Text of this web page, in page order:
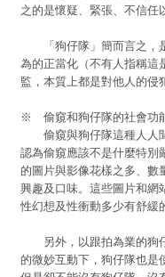
之的是懷疑、緊張、不信任
「狗仔隊」簡而言之，是
為的正當化（不有人指稱這
監，本質上都是對他人的侵
※ 偷窺和狗仔隊的社會功
偷窺與狗仔隊這種人人聞
認為偷窺應該不是什麼特別
的圖片與影像花樣之多、數
興趣及口味。這些圖片和網
性幻想及性衝動多少有舒緩
另外，以跟拍為業的狗仔
的微妙互動下，狗仔隊也是